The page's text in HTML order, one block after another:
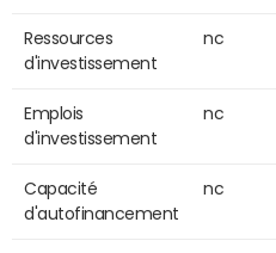
Ressources
d'investissement
nc
Emplois
d'investissement
nc
Capacité
d'autofinancement
nc